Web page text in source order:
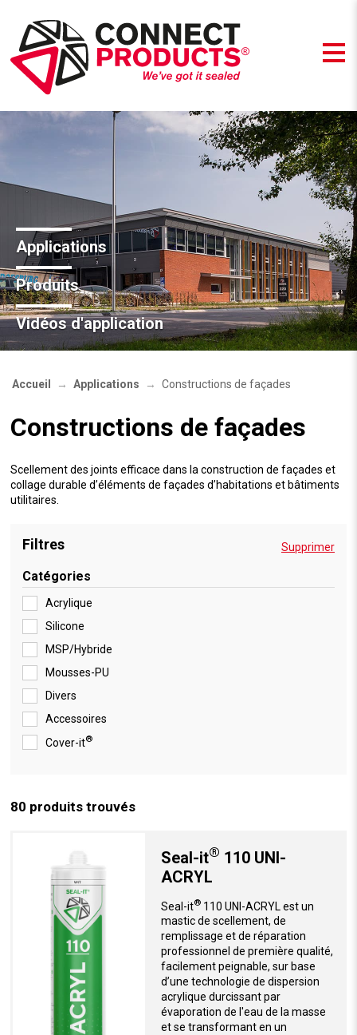
Applications
Produits
Vidéos d'application
Accueil Applications Constructions de façades
Constructions de façades
Scellement des joints efficace dans la construction de façades et
collage durable d’éléments de façades d’habitations et bâtiments
utilitaires.
Supprimer
Filtres
Catégories
Acrylique
Silicone
MSP/Hybride
Mousses-PU
Divers
Accessoires
Cover-it®
80 produits trouvés
Seal-it® 110 UNI-
ACRYL
Seal-it®110 UNI-ACRYL est un
mastic de scellement, de
remplissage et de réparation
professionnel de première qualité,
facilement peignable, sur base
d’une technologie de dispersion
acrylique durcissant par
évaporation de l'eau de la masse
et se transformant en un